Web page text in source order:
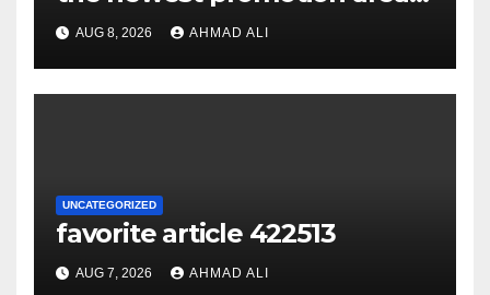
once logging in to maximise
your winnings
AUG 8, 2026 AHMAD ALI
UNCATEGORIZED
favorite article 422513
AUG 7, 2026 AHMAD ALI